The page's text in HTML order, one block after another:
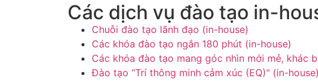
Các dịch vụ đào tạo in-
Chuỗi đào tạo lãnh đạo (in-house)
Các khóa đào tạo ngắn 180 phút (in-house)
Các khóa đào tạo mang góc nhìn mới mẻ, khác
Đào tạo “Trí thông minh cảm xúc (EQ)" (in-house)